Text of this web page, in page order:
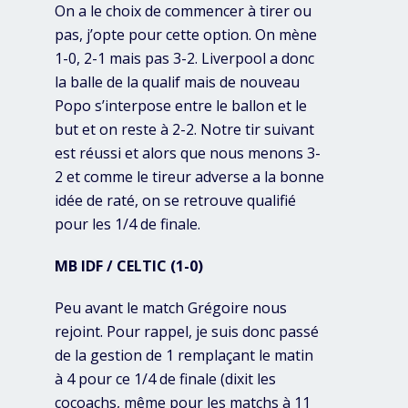
On a le choix de commencer à tirer ou
pas, j’opte pour cette option. On mène
1-0, 2-1 mais pas 3-2. Liverpool a donc
la balle de la qualif mais de nouveau
Popo s’interpose entre le ballon et le
but et on reste à 2-2. Notre tir suivant
est réussi et alors que nous menons 3-
2 et comme le tireur adverse a la bonne
idée de raté, on se retrouve qualifié
pour les 1/4 de finale.
MB IDF / CELTIC (1-0)
Peu avant le match Grégoire nous
rejoint. Pour rappel, je suis donc passé
de la gestion de 1 remplaçant le matin
à 4 pour ce 1/4 de finale (dixit les
cocoachs, même pour les matchs à 11